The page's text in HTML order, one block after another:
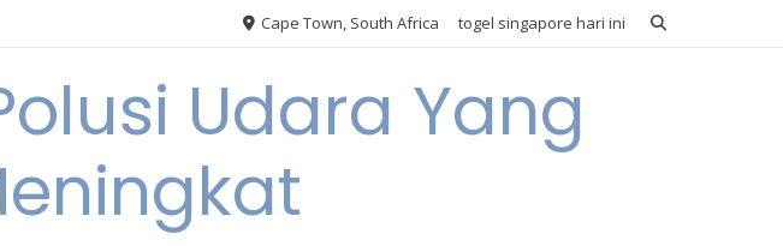
Cape Town, South Africa togel singapore hari ini
Udara Yang